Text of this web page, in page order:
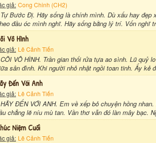
giả: Cong Chinh (CH2)
Tự Bước Đị. Hãy sống là chính mình. Dù xấu hay
đầu óc mình nghĩ. Hãy sống bằng lý trí. Vốn nghĩ
Vô Hình
giả: Lê Cảnh Tiến
CÕI VÔ HÌNH. Trần gian thối rửa tựa ao sình. Lũ quỷ
sân đình. Khi người nhỏ nhặt ngồi toan tinh. Ấy kẻ
Đến Với Anh
giả: Lê Cảnh Tiến
HÃY ĐẾN VỚI ANH. Em về xếp bỏ chuyện hồng
chẳng lẽ níu mù tan. Vần thơ vẫn đó làn mây bạc.
Niệm Cuối
giả: Lê Cảnh Tiến